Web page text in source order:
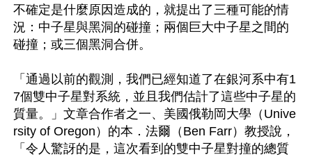
不確定是什麼原因造成的，就提出了三種可能的情
況：中子星與黑洞的碰撞；兩個巨大中子星之間的
碰撞；或三個黑洞合併。
「通過以前的觀測，我們已經知道了在銀河系中有1
7個雙中子星對系統，並且我們估計了這些中子星的
質量。」文章合作者之一、美國俄勒岡大學（Unive
rsity of Oregon）的本．法爾（Ben Farr）教授說，
「令人驚訝的是，這次看到的雙中子星對撞的總質